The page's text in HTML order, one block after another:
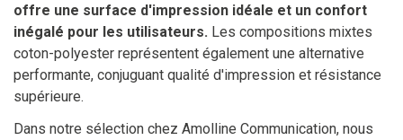
offre une surface d'impression idéale et un confort
inégalé pour les utilisateurs. Les compositions mixtes
coton-polyester représentent également une alternative
performante, conjuguant qualité d'impression et résistance
supérieure.
Dans notre sélection chez Amolline Communication, nous